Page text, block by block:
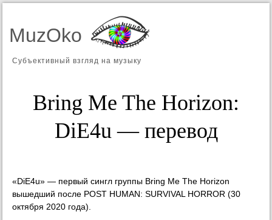
MuzOko
Субъективный взгляд на музыку
Bring Me The Horizon:
DiE4u — перевод
«DiE4u» — первый сингл группы Bring Me The Horizon
вышедший после POST HUMAN: SURVIVAL HORROR (30
октября 2020 года).